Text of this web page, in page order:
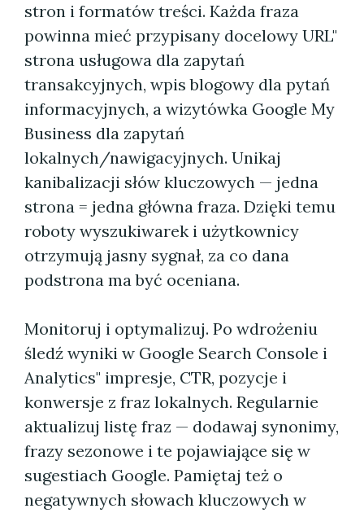
stron i formatów treści. Każda fraza
powinna mieć przypisany docelowy URL"
strona usługowa dla zapytań
transakcyjnych, wpis blogowy dla pytań
informacyjnych, a wizytówka Google My
Business dla zapytań
lokalnych/nawigacyjnych. Unikaj
kanibalizacji słów kluczowych — jedna
strona = jedna główna fraza. Dzięki temu
roboty wyszukiwarek i użytkownicy
otrzymują jasny sygnał, za co dana
podstrona ma być oceniana.
Monitoruj i optymalizuj. Po wdrożeniu
śledź wyniki w Google Search Console i
Analytics" impresje, CTR, pozycje i
konwersje z fraz lokalnych. Regularnie
aktualizuj listę fraz — dodawaj synonimy,
frazy sezonowe i te pojawiające się w
sugestiach Google. Pamiętaj też o
negatywnych słowach kluczowych w